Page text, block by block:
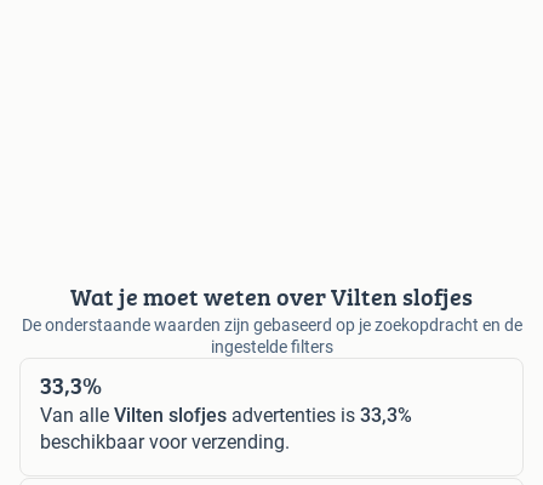
Wat je moet weten over Vilten slofjes
De onderstaande waarden zijn gebaseerd op je zoekopdracht en de
ingestelde filters
33,3%
Van alle Vilten slofjes advertenties is 33,3%
beschikbaar voor verzending.